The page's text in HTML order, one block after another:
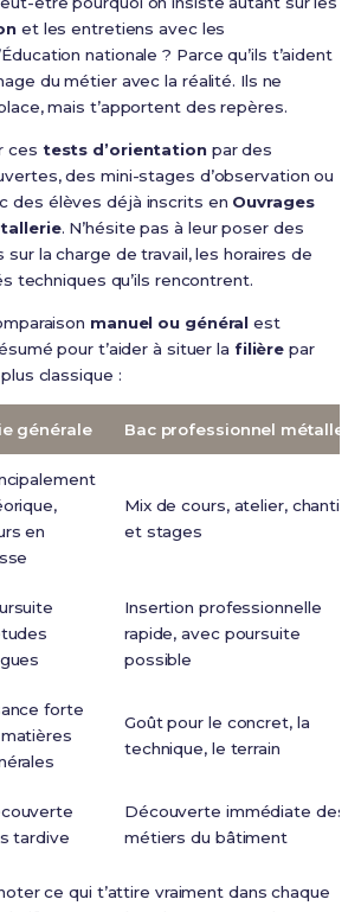
et les entretiens avec les
nationale ? Parce qu’ils t’aident
du métier avec la réalité. Ils ne
mais t’apportent des repères.
ces tests d’orientationpar des
des mini-stages d’observation ou
des élèves déjà inscrits en Ouvrages
. N’hésite pas à leur poser des
la charge de travail, les horaires de
techniques qu’ils rencontrent.
manuel ou général est
pour t’aider à situer la filière par
classique :
générale Bac professionnel
en
Mix de cours, atelier, chantier
et stages
Insertion professionnelle
rapide, avec poursuite
possible
forte
Goût pour le concret, la
technique, le terrain
tardive
Découverte immédiate des
métiers du bâtiment
ce qui t’attire vraiment dans chaque